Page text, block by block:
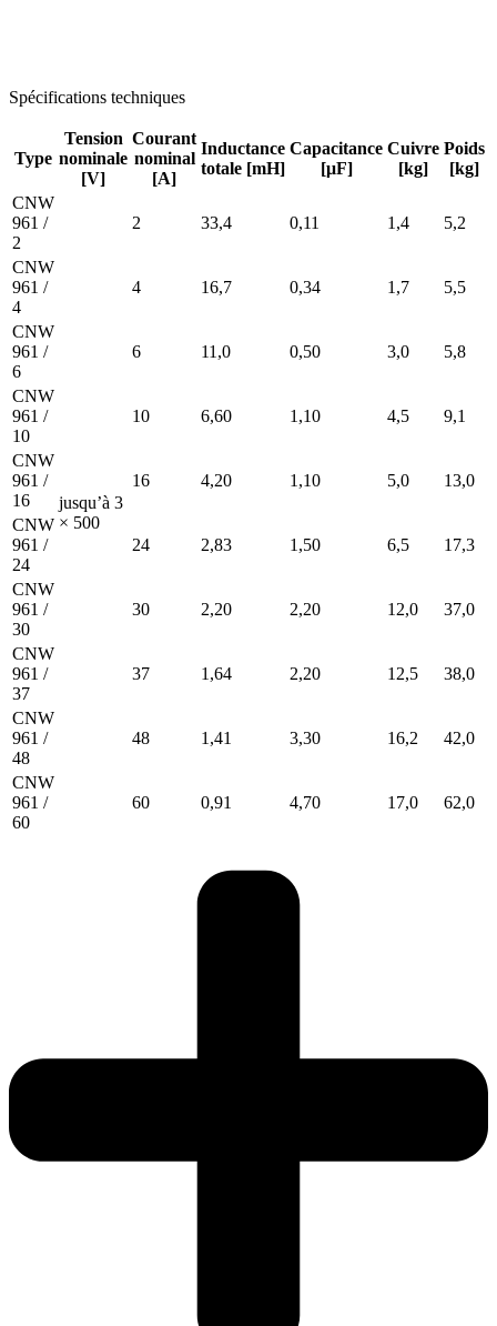
Spécifications techniques
Type
Tension
nominale
[V]
Courant
nominal
[A]
Inductance
totale [mH]
Capacitance
[μF]
Cuivre
[kg]
Poids
[kg]
CNW
961 /
2
jusqu’à 3
× 500
2 33,4 0,11 1,4 5,2
CNW
961 /
4
4 16,7 0,34 1,7 5,5
CNW
961 /
6
6 11,0 0,50 3,0 5,8
CNW
961 /
10
10 6,60 1,10 4,5 9,1
CNW
961 /
16
16 4,20 1,10 5,0 13,0
CNW
961 /
24
24 2,83 1,50 6,5 17,3
CNW
961 /
30
30 2,20 2,20 12,0 37,0
CNW
961 /
37
37 1,64 2,20 12,5 38,0
CNW
961 /
48
48 1,41 3,30 16,2 42,0
CNW
961 /
60
60 0,91 4,70 17,0 62,0